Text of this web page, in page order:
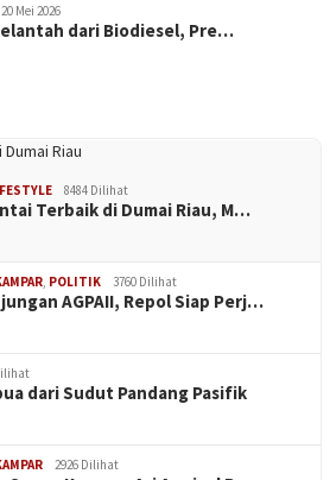
20 Mei 2026
dari Biodiesel, Pre…
8484 Dilihat
Terbaik di Dumai Riau, M…
POLITIK 3760 Dilihat
AGPAII, Repol Siap Perj…
dari Sudut Pandang Pasifik
2926 Dilihat